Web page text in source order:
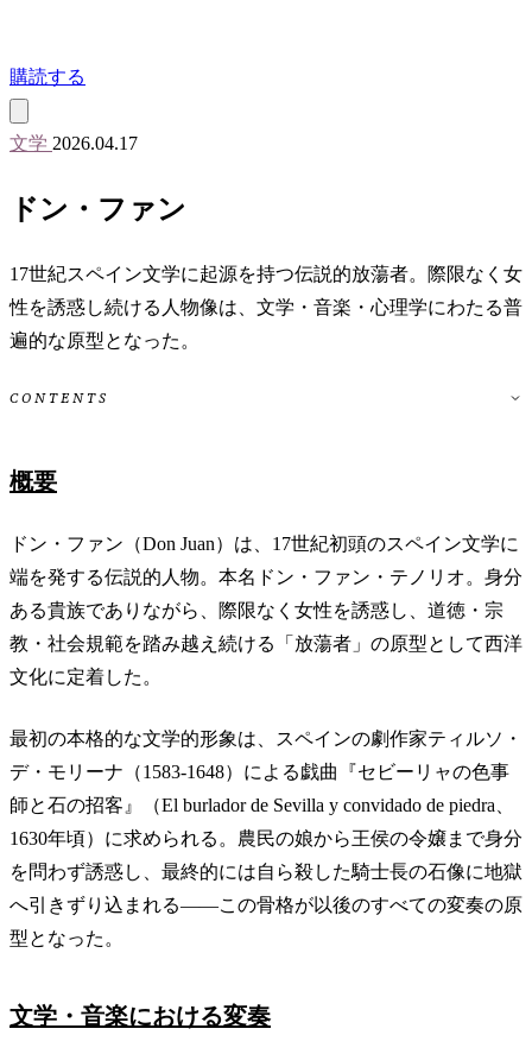
購読する
文学 2026.04.17
ドン・ファン
17世紀スペイン文学に起源を持つ伝説的放蕩者。際限なく女
性を誘惑し続ける人物像は、文学・音楽・心理学にわたる普
遍的な原型となった。
CONTENTS
概要
ドン・ファン（Don Juan）は、17世紀初頭のスペイン文学に
端を発する伝説的人物。本名ドン・ファン・テノリオ。身分
ある貴族でありながら、際限なく女性を誘惑し、道徳・宗
教・社会規範を踏み越え続ける「放蕩者」の原型として西洋
文化に定着した。
最初の本格的な文学的形象は、スペインの劇作家ティルソ・
デ・モリーナ（1583-1648）による戯曲『セビーリャの色事
師と石の招客』（El burlador de Sevilla y convidado de piedra、
1630年頃）に求められる。農民の娘から王侯の令嬢まで身分
を問わず誘惑し、最終的には自ら殺した騎士長の石像に地獄
へ引きずり込まれる——この骨格が以後のすべての変奏の原
型となった。
文学・音楽における変奏